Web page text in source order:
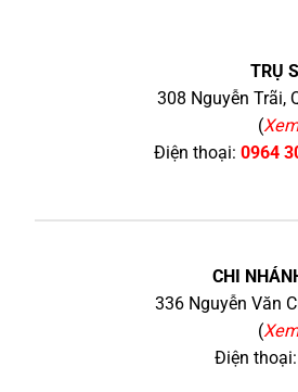
TRỤ
308 Nguyễn Trãi,
(
Điện thoại: 0964
CHI
336 Nguyễn Văn
(
Điện thoại: